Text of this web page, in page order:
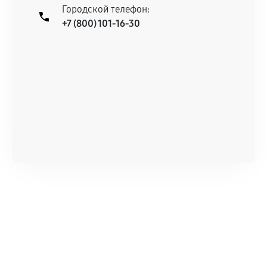
Городской телефон:
+7 (800) 101-16-30